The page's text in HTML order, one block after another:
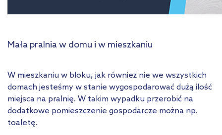
Mała pralnia w domu i w mieszkaniu
W mieszkaniu w bloku, jak również nie we wszystkich
domach jesteśmy w stanie wygospodarować dużą ilość
miejsca na pralnię. W takim wypadku przerobić na
dodatkowe pomieszczenie gospodarcze można np.
toaletę.